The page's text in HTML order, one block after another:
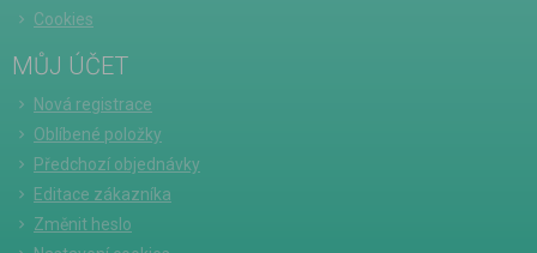
Cookies
MŮJ ÚČET
Nová registrace
Oblíbené položky
Předchozí objednávky
Editace zákazníka
Změnit heslo